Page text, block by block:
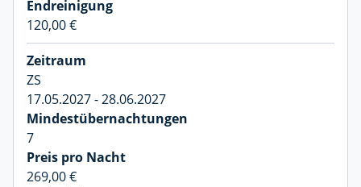
120,00 €
ZS
17.05.2027 - 28.06.2027
7
269,00 €